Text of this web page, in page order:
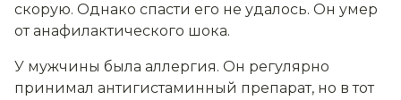
скорую. Однако спасти его не удалось. Он умер
от анафилактического шока.
У мужчины была аллергия. Он регулярно
принимал антигистаминный препарат, но в тот